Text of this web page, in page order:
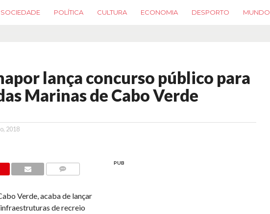
SOCIEDADE POLÍTICA CULTURA ECONOMIA DESPORTO MUNDO
lança concurso público para
Marinas de Cabo Verde
2018
Verde, acaba de lançar
de recreio
PUB